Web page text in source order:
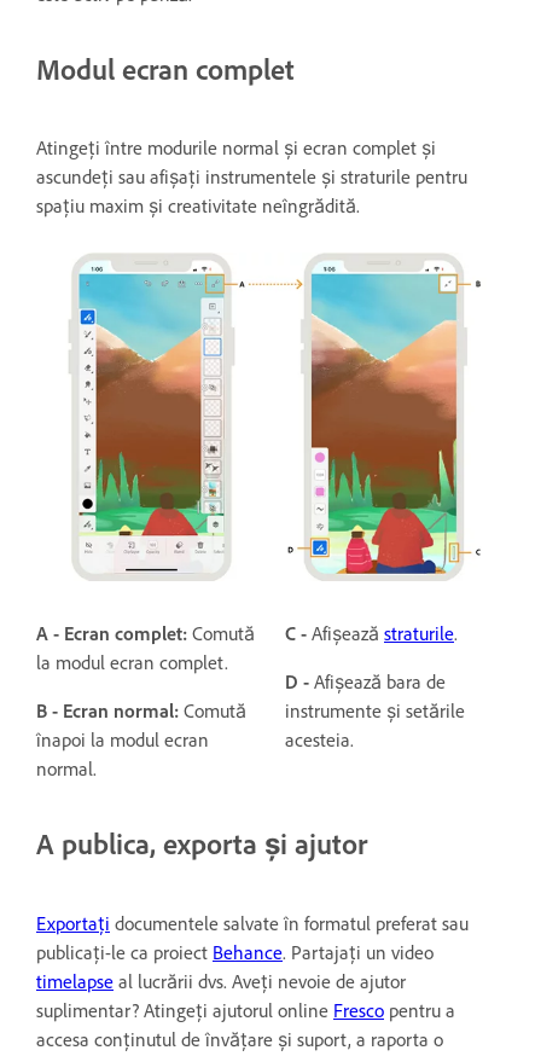
Modul ecran complet
Atingeți între modurile normal și ecran complet și
ascundeți sau afișați instrumentele și straturile pentru
spațiu maxim și creativitate neîngrădită.
A - Ecran complet: Comută
la modul ecran complet.
B - Ecran normal: Comută
înapoi la modul ecran
normal.
C - Afișează straturile.
D - Afișează bara de
instrumente și setările
acesteia.
A publica, exporta și ajutor
Exportați documentele salvate în formatul preferat sau
publicați-le ca proiect Behance. Partajați un video
timelapse al lucrării dvs. Aveți nevoie de ajutor
suplimentar? Atingeți ajutorul online Fresco pentru a
accesa conținutul de învățare și suport, a raporta o